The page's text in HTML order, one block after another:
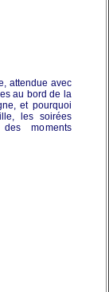
attendue avec
au bord de la
et pourquoi
les soirées
moments